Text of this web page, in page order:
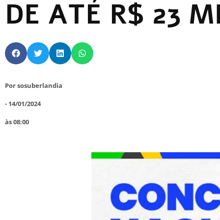
DE ATÉ R$ 23
Porsosuberlandia
- 14/01/2024
às08:00